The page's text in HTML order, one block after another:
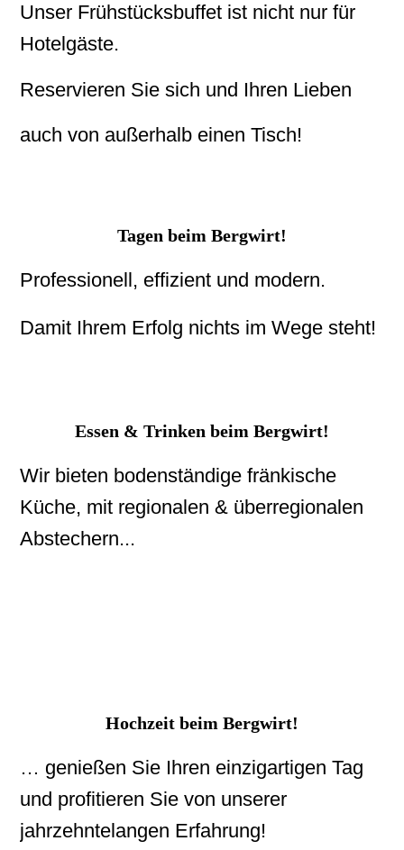
Unser Frühstücksbuffet ist nicht nur für
Hotelgäste.
Reservieren Sie sich und Ihren Lieben
auch von außerhalb einen Tisch!
Tagen beim Bergwirt!
Professionell, effizient und modern.
Damit Ihrem Erfolg nichts im Wege steht!
Essen & Trinken beim Bergwirt!
Wir bieten bodenständige fränkische
Küche, mit regionalen & überregionalen
Abstechern...
Hochzeit beim Bergwirt!
… genießen Sie Ihren einzigartigen Tag
und profitieren Sie von unserer
jahrzehntelangen Erfahrung!